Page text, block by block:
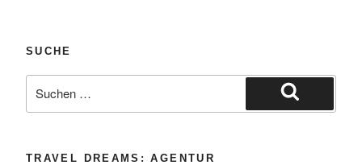
SUCHE
nach:
Suchen
TRAVEL DREAMS: AGENTUR